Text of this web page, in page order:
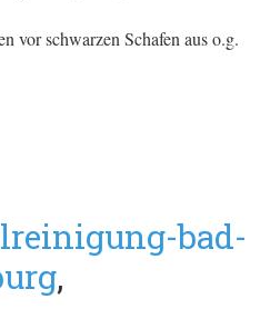
vor schwarzen Schafen aus o.g.
bad-
,